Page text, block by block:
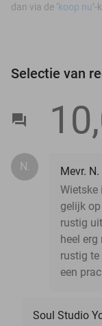
dan via de ‘koop nu
Selectie van
N.
Mevr.
Wietske
gelijk
rustig
heel
rustig te
een
Soul Studio